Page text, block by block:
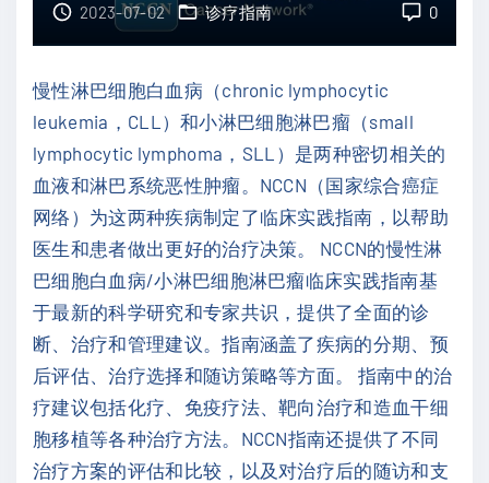
指
：
慢
性
髓
细
胞
白
血
病
（
2
0
2
0
2023-07-02 诊疗指南
慢性淋巴细胞白血病（chronic lymphocytic
leukemia，CLL）和小淋巴细胞淋巴瘤（small
lymphocytic lymphoma，SLL）是两种密切相关的
血液和淋巴系统恶性肿瘤。NCCN（国家综合癌症
网络）为这两种疾病制定了临床实践指南，以帮助
医生和患者做出更好的治疗决策。 NCCN的慢性淋
巴细胞白血病/小淋巴细胞淋巴瘤临床实践指南基
于最新的科学研究和专家共识，提供了全面的诊
断、治疗和管理建议。指南涵盖了疾病的分期、预
后评估、治疗选择和随访策略等方面。 指南中的治
疗建议包括化疗、免疫疗法、靶向治疗和造血干细
胞移植等各种治疗方法。NCCN指南还提供了不同
治疗方案的评估和比较，以及对治疗后的随访和支